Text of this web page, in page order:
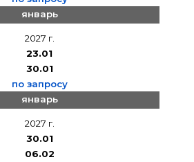
январь
2027 г.
23.01
30.01
по запросу
январь
2027 г.
30.01
06.02